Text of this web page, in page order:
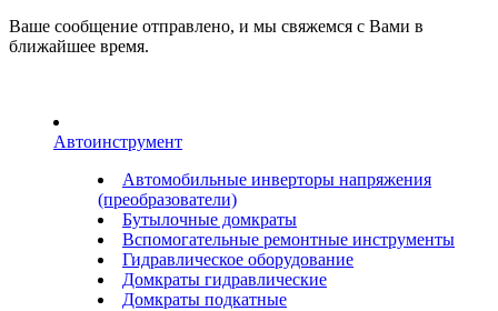
Ваше сообщение отправлено, и мы свяжемся с Вами в
ближайшее время.
Автоинструмент
Автомобильные инверторы напряжения
(преобразователи)
Бутылочные домкраты
Вспомогательные ремонтные инструменты
Гидравлическое оборудование
Домкраты гидравлические
Домкраты подкатные